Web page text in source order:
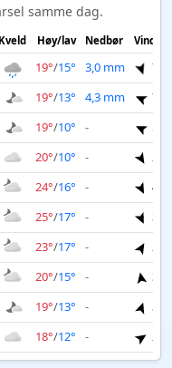
samme dag.
Kveld Høy/lav Nedbør Vind
19°/15° 3,0 mm
7
19°/13° 4,3 mm
7
19°/10° -
5
20°/10° -
2
24°/16° -
4
25°/17° -
3
23°/17° -
2
20°/15° -
3
19°/13° -
3
18°/12° - 2